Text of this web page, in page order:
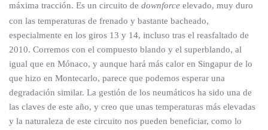
máxima tracción. Es un circuito de downforce elevado, muy duro
con las temperaturas de frenado y bastante bacheado,
especialmente en los giros 13 y 14, incluso tras el reasfaltado de
2010. Corremos con el compuesto blando y el superblando, al
igual que en Mónaco, y aunque hará más calor en Singapur de lo
que hizo en Montecarlo, parece que podemos esperar una
degradación similar. La gestión de los neumáticos ha sido una de
las claves de este año, y creo que unas temperaturas más elevadas
y la naturaleza de este circuito nos pueden beneficiar, como lo